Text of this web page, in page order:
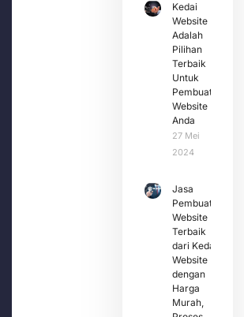
Kedai
Website
Adalah
Pilihan
Terbaik
Untuk
Pembuatan
Website
Anda
27 Mei
2024
Jasa
Pembuatan
Website
Terbaik
dari Kedai
Website
dengan
Harga
Murah,